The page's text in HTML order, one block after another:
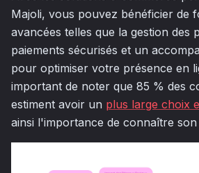
Majoli, vous pouvez bénéficier de
avancées telles que la gestion des
paiements sécurisés et un
pour optimiser votre présence en
important de noter que 85 % des
estiment avoir un plus large choix
ainsi l'importance de connaître